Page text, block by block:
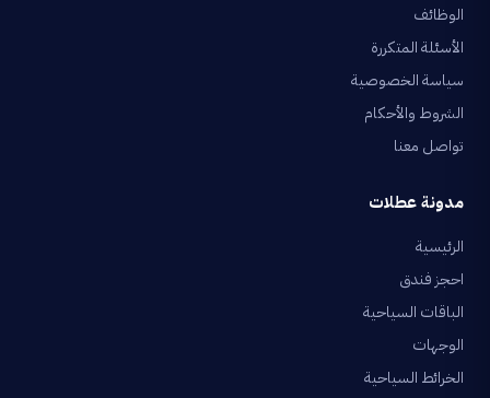
الوظائف
الأسئلة المتكررة
سياسة الخصوصية
الشروط والأحكام
تواصل معنا
مدونة عطلات
الرئيسية
احجز فندق
الباقات السياحية
الوجهات
الخرائط السياحية